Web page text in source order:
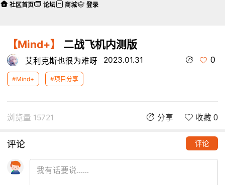
【Mind+】 二战飞机内测版
艾利克斯也很为难呀 2023.01.31 0
#Mind+ #项目分享
浏览量 15721 分享 收藏 0
评论 评论
社区首页 论坛 商城 登录